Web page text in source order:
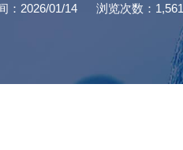
：2026/01/14 浏览次数：1,561